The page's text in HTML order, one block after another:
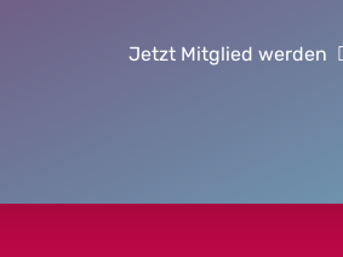
Jetzt Mitglied werden